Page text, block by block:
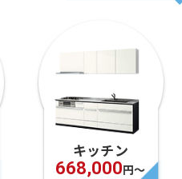
キッチン
668,000円〜